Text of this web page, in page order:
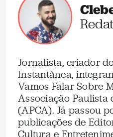
Jornalista, criador
Instantânea,
Vamos Falar Sobre
Associação Paulista
(APCA). Já passou
publicações de
Cultura e